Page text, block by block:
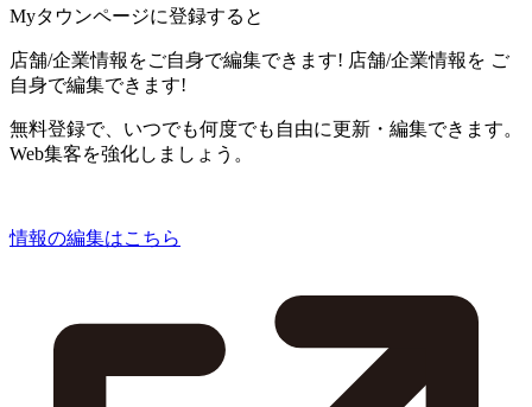
Myタウンページに登録すると
店舗/企業情報をご自身で編集できます! 店舗/企業情報を ご
自身で編集できます!
無料登録で、いつでも何度でも自由に更新・編集できます。
Web集客を強化しましょう。
情報の編集はこちら